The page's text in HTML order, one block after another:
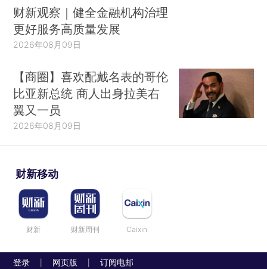
财新观察｜健全金融机构治理
更好服务高质量发展
2026年08月09日
【商圈】喜欢配戴名表的哥伦
比亚新总统 商人出身拉美右
翼又一员
2026年08月09日
财新移动
财新 财新周刊 Caixin
登录 网页版 订阅电邮